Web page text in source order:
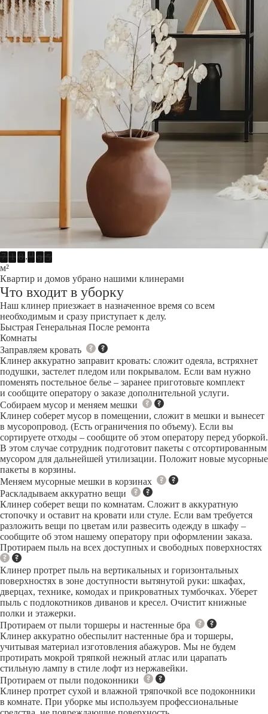
7 1 8,1 2
5
0
1
1
2
4
7
8
м²
Квартир и домов убрано нашими клинерами
Что входит в уборку
Наш клинер приезжает в назначенное время со всем
необходимым и сразу приступает к делу.
Быстрая Генеральная После ремонта
Комнаты
Заправляем кровать
Клинер аккуратно заправит кровать: сложит одеяла, встряхнет
подушки, застелет пледом или покрывалом. Если вам нужно
поменять постельное белье – заранее приготовьте комплект
и сообщите оператору о заказе дополнительной услуги.
Собираем мусор и меняем мешки
Клинер соберет мусор в помещении, сложит в мешки и вынесет
в мусоропровод. (Есть ограничения по объему). Если вы
сортируете отходы – сообщите об этом оператору перед уборкой.
В этом случае сотрудник подготовит пакеты с отсортированным
мусором для дальнейшей утилизации. Положит новые мусорные
пакеты в корзины.
Меняем мусорные мешки в корзинах
Раскладываем аккуратно вещи
Клинер соберет вещи по комнатам. Сложит в аккуратную
стопочку и оставит на кровати или стуле. Если вам требуется
разложить вещи по цветам или развесить одежду в шкафу –
сообщите об этом нашему оператору при оформлении заказа.
Протираем пыль на всех доступных и свободных поверхностях
Клинер протрет пыль на вертикальных и горизонтальных
поверхностях в зоне доступности вытянутой руки: шкафах,
дверцах, технике, комодах и прикроватных тумбочках. Уберет
пыль с подлокотников диванов и кресел. Очистит книжные
полки и этажерки.
Протираем от пыли торшеры и настенные бра
Клинер аккуратно обеспылит настенные бра и торшеры,
учитывая материал изготовления абажуров. Мы не будем
протирать мокрой тряпкой нежный атлас или царапать
стильную лампу в стиле лофт из нержавейки.
Протираем от пыли подоконники
Клинер протрет сухой и влажной тряпочкой все подоконники
в комнате. При уборке мы используем профессиональные